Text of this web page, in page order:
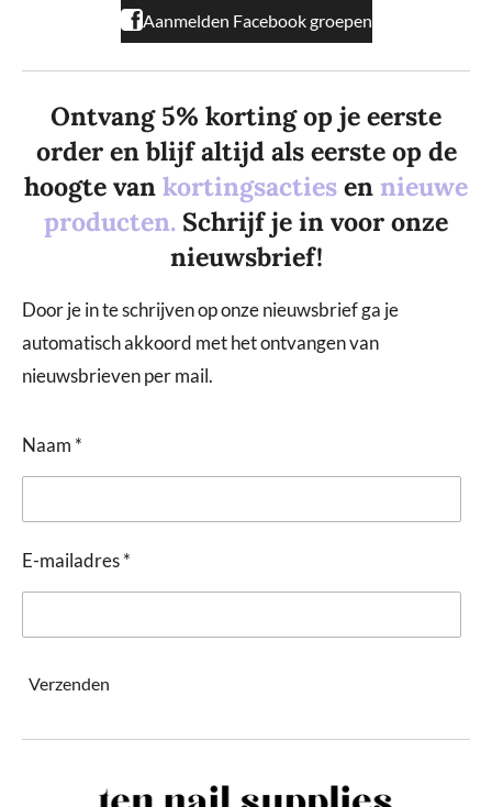
Aanmelden Facebook groepen
Ontvang 5% korting op je eerste
order en blijf altijd als eerste op de
hoogte van kortingsacties en nieuwe
producten. Schrijf je in voor onze
nieuwsbrief!
Door je in te schrijven op onze nieuwsbrief ga je
automatisch akkoord met het ontvangen van
nieuwsbrieven per mail.
Naam *
E-mailadres *
Verzenden